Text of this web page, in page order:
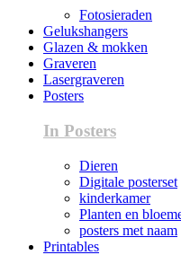
Fotosieraden
Gelukshangers
Glazen & mokken
Graveren
Lasergraveren
Posters
In Posters
Dieren
Digitale posterset
kinderkamer
Planten en
posters met naam
Printables